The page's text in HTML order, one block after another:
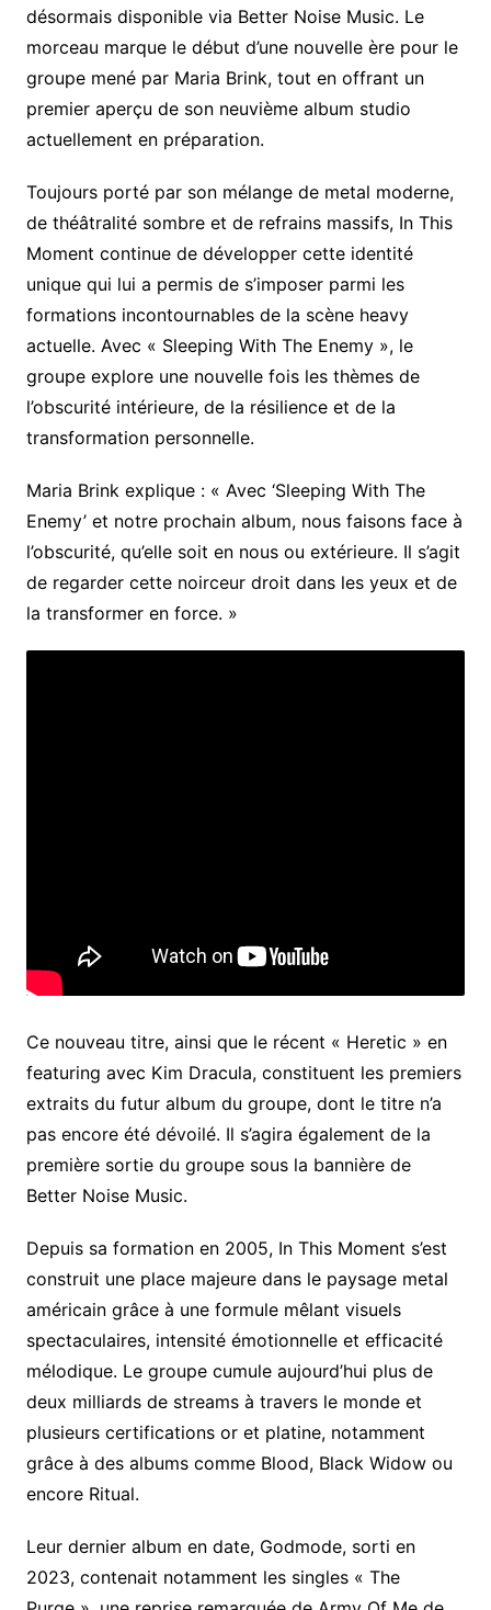
désormais disponible via Better Noise Music. Le
morceau marque le début d’une nouvelle ère pour le
groupe mené par Maria Brink, tout en offrant un
premier aperçu de son neuvième album studio
actuellement en préparation.
Toujours porté par son mélange de metal moderne,
de théâtralité sombre et de refrains massifs, In This
Moment continue de développer cette identité
unique qui lui a permis de s’imposer parmi les
formations incontournables de la scène heavy
actuelle. Avec « Sleeping With The Enemy », le
groupe explore une nouvelle fois les thèmes de
l’obscurité intérieure, de la résilience et de la
transformation personnelle.
Maria Brink explique : « Avec ‘Sleeping With The
Enemy’ et notre prochain album, nous faisons face à
l’obscurité, qu’elle soit en nous ou extérieure. Il s’agit
de regarder cette noirceur droit dans les yeux et de
la transformer en force. »
Ce nouveau titre, ainsi que le récent « Heretic » en
featuring avec Kim Dracula, constituent les premiers
extraits du futur album du groupe, dont le titre n’a
pas encore été dévoilé. Il s’agira également de la
première sortie du groupe sous la bannière de
Better Noise Music.
Depuis sa formation en 2005, In This Moment s’est
construit une place majeure dans le paysage metal
américain grâce à une formule mêlant visuels
spectaculaires, intensité émotionnelle et efficacité
mélodique. Le groupe cumule aujourd’hui plus de
deux milliards de streams à travers le monde et
plusieurs certifications or et platine, notamment
grâce à des albums comme Blood, Black Widow ou
encore Ritual.
Leur dernier album en date, Godmode, sorti en
2023, contenait notamment les singles « The